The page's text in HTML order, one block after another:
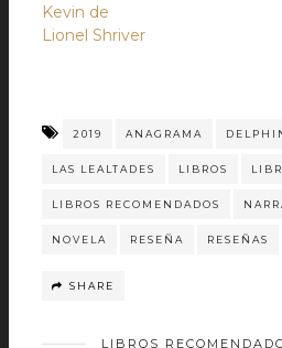
Kevin de
Lionel Shriver
2019 ANAGRAMA
LAS LEALTADES LIBROS
LIBROS RECOMENDADOS
NOVELA RESEÑA RESEÑAS
SHARE
LIBROS